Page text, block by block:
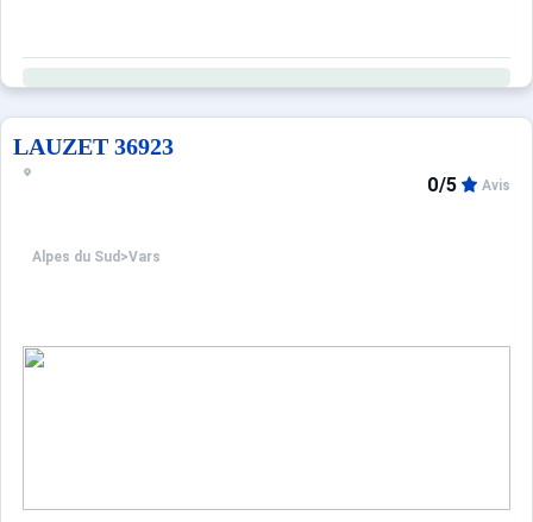
LAUZET 36923
Alpes du Sud >Vars
0/5 Avis